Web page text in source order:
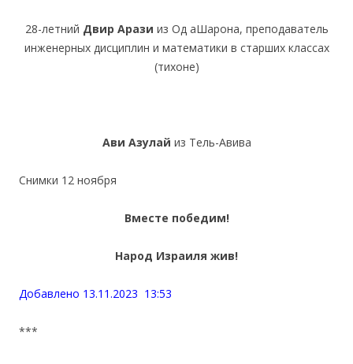
28-летний Двир Арази из Од аШарона, преподаватель
инженерных дисциплин и математики в старших классах
(тихоне)
Ави Азулай из Тель-Авива
Снимки 12 ноября
Вместе победим!
Народ Израиля жив!
Добавлено 13.11.2023 13:53
***